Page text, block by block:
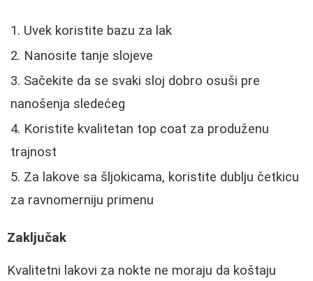
Uvek koristite bazu za lak
Nanosite tanje slojeve
Sačekite da se svaki sloj dobro osuši pre
nanošenja sledećeg
Koristite kvalitetan top coat za produženu
trajnost
Za lakove sa šljokicama, koristite dublju četkicu
za ravnomerniju primenu
Zaključak
Kvalitetni lakovi za nokte ne moraju da koštaju